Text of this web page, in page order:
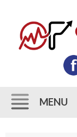
MENU